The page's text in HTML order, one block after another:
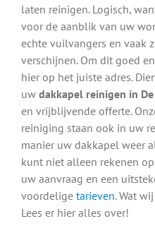
laten reinigen. Logisch,
voor de aanblik van uw
echte vuilvangers en vaak
verschijnen. Om dit goed
hier op het juiste adres.
uw dakkapel reinigen in
en vrijblijvende offerte.
reiniging staan ook in uw
manier uw dakkapel weer
kunt niet alleen rekenen
uw aanvraag en een
voordelige tarieven. Wat
Lees er hier alles over!